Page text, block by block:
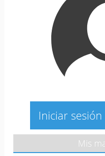
Iniciar sesión
Mis